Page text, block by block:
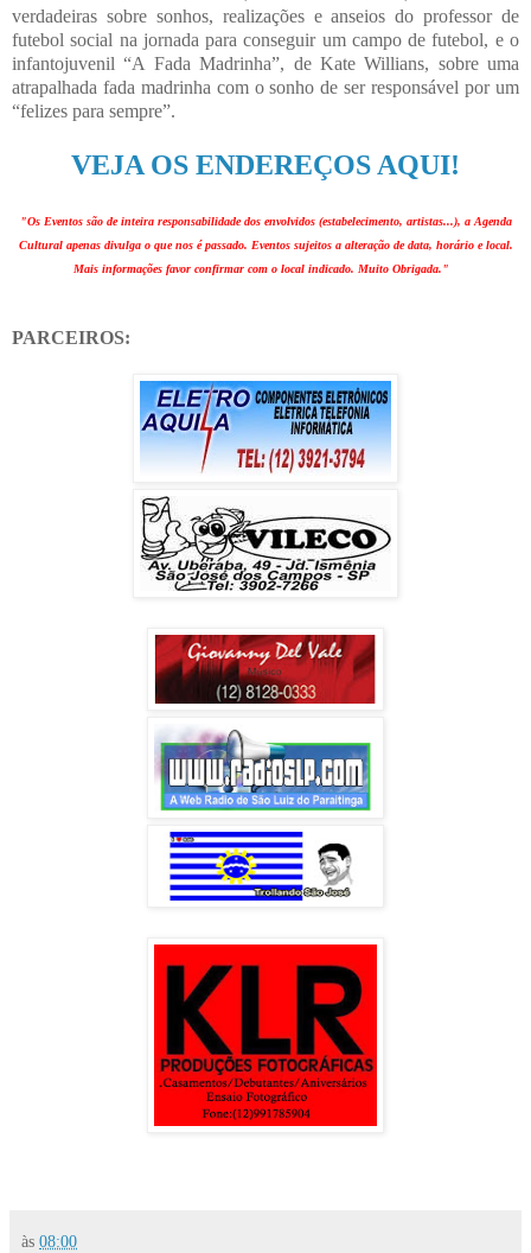
verdadeiras sobre sonhos, realizações e anseios do professor de
futebol social na jornada para conseguir um campo de futebol, e o
infantojuvenil “A Fada Madrinha”, de Kate Willians, sobre uma
atrapalhada fada madrinha com o sonho de ser responsável por um
“felizes para sempre”.
VEJA OS ENDEREÇOS AQUI!
"Os Eventos são de inteira responsabilidade dos envolvidos (estabelecimento, artistas...), a Agenda
Cultural apenas divulga o que nos é passado. Eventos sujeitos a alteração de data, horário e local.
Mais informações favor confirmar com o local indicado. Muito Obrigada."
PARCEIROS:
às 08:00